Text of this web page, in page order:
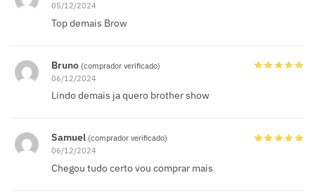
05/12/2024
Top demais Brow
Bruno (comprador verificado)
06/12/2024
Lindo demais ja quero brother show
Samuel (comprador verificado)
06/12/2024
Chegou tudo certo vou comprar mais